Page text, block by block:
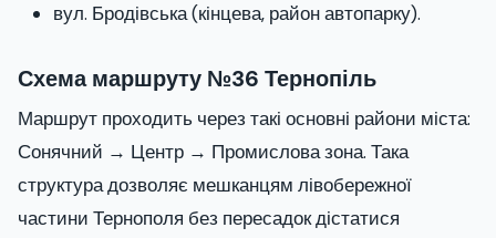
вул. Бродівська (кінцева, район автопарку).
Схема маршруту №36 Тернопіль
Маршрут проходить через такі основні райони міста:
Сонячний → Центр → Промислова зона. Така
структура дозволяє мешканцям лівобережної
частини Тернополя без пересадок дістатися